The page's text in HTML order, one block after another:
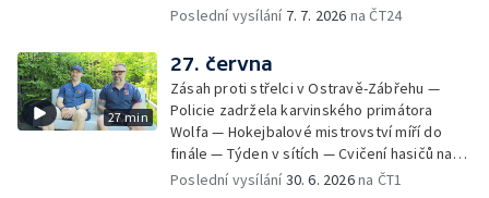
— Začíná hlavní turistická sezóna v MS kraji
150 let od narození Jana Čapka
Poslední vysílání 7. 7. 2026 na ČT24
27 min
27. června
Zásah proti střelci v Ostravě-Zábřehu —
Policie zadržela karvinského primátora
Wolfa — Hokejbalové mistrovství míří do
finále — Týden v sítích — Cvičení hasičů na
letišti v Mošnově — Od července povinná
Poslední vysílání30. 6. 2026na ČT1